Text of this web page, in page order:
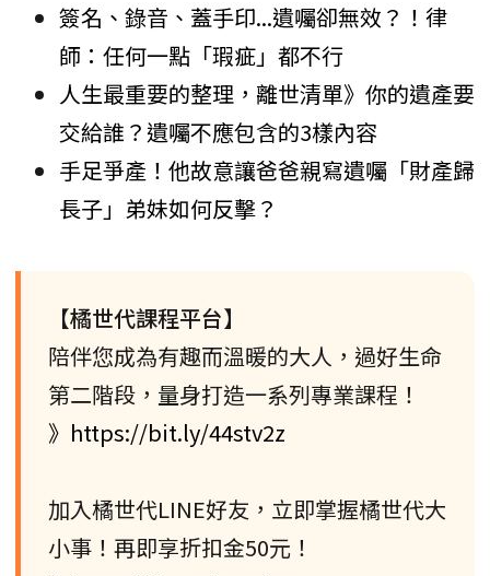
簽名、錄音、蓋手印...遺囑卻無效？！律
師：任何一點「瑕疵」都不行
人生最重要的整理，離世清單》你的遺產要
交給誰？遺囑不應包含的3樣內容
手足爭產！他故意讓爸爸親寫遺囑「財產歸
長子」弟妹如何反擊？
【橘世代課程平台】
陪伴您成為有趣而溫暖的大人，過好生命
第二階段，量身打造一系列專業課程！
》https://bit.ly/44stv2z
加入橘世代LINE好友，立即掌握橘世代大
小事！再即享折扣金50元！